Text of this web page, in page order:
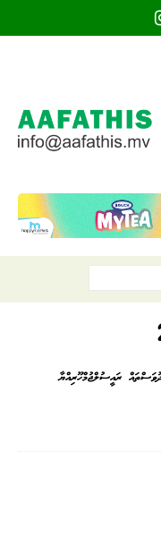
ރައީސުލްޖުމްހޫރިއްޔާ